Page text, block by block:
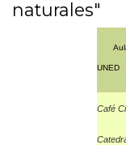
naturales"
UNED
Café